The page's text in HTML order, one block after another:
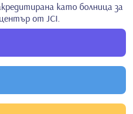
като болница за
от JCI.